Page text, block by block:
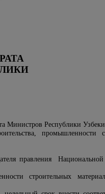
Министров Республики
промышленности
правления
строительных